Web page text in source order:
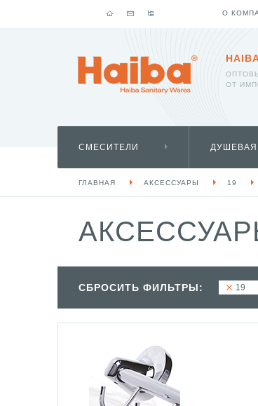
ОТ
СМЕСИТЕЛИ
ГЛАВНАЯ АКСЕССУАРЫ 19
СБРОСИТЬ ФИЛЬТРЫ: 19
О